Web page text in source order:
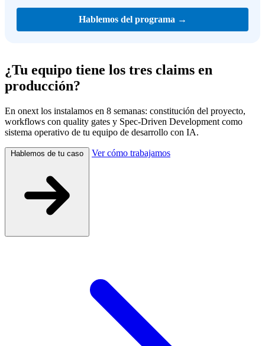
Hablemos del programa →
¿Tu equipo tiene los tres claims en
producción?
En onext los instalamos en 8 semanas: constitución del proyecto,
workflows con quality gates y Spec-Driven Development como
sistema operativo de tu equipo de desarrollo con IA.
Hablemos de tu caso Ver cómo trabajamos